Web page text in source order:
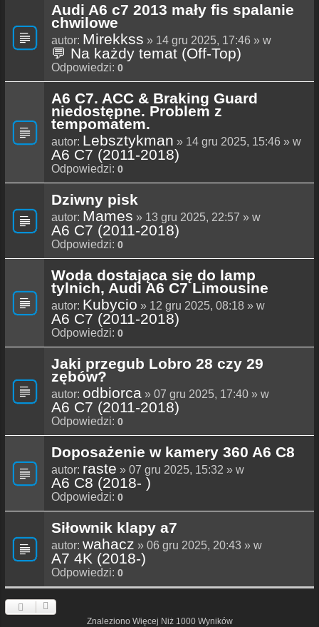
Audi A6 c7 2013 mały fis spalanie
chwilowe
autor: Mirekkss » 14 gru 2025, 17:46 » w
💬 Na każdy temat (Off-Top)
Odpowiedzi: 0
A6 C7. ACC & Braking Guard
niedostępne. Problem z
tempomatem.
autor: Lebsztykman » 14 gru 2025, 15:46 » w
A6 C7 (2011-2018)
Odpowiedzi: 0
Dziwny pisk
autor: Mames » 13 gru 2025, 22:57 » w
A6 C7 (2011-2018)
Odpowiedzi: 0
Woda dostająca się do lamp
tylnich, Audi A6 C7 Limousine
autor: Kubycio » 12 gru 2025, 08:18 » w
A6 C7 (2011-2018)
Odpowiedzi: 0
Jaki przegub Lobro 28 czy 29
zębów?
autor: odbiorca » 07 gru 2025, 17:40 » w
A6 C7 (2011-2018)
Odpowiedzi: 0
Doposażenie w kamery 360 A6 C8
autor: raste » 07 gru 2025, 15:32 » w
A6 C8 (2018- )
Odpowiedzi: 0
Siłownik klapy a7
autor: wahacz » 06 gru 2025, 20:43 » w
A7 4K (2018-)
Odpowiedzi: 0
Znaleziono Więcej Niż 1000 Wyników